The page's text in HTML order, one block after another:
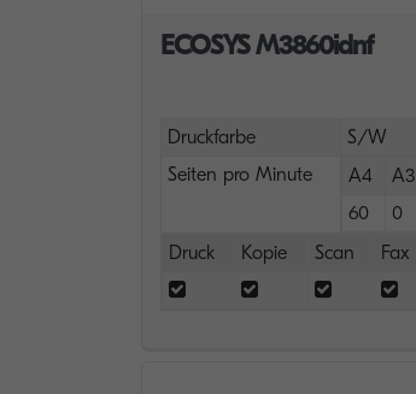
ECOSYS M3860idnf
Druckfarbe
S/W
Seiten pro Minute
A4
A3
60
0
Druck
Kopie Scan Fax